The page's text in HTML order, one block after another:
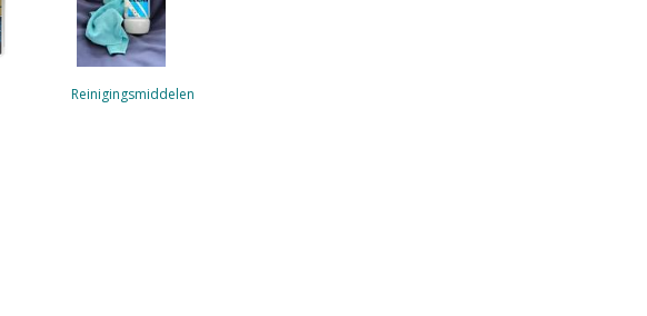
Reinigingsmiddelen